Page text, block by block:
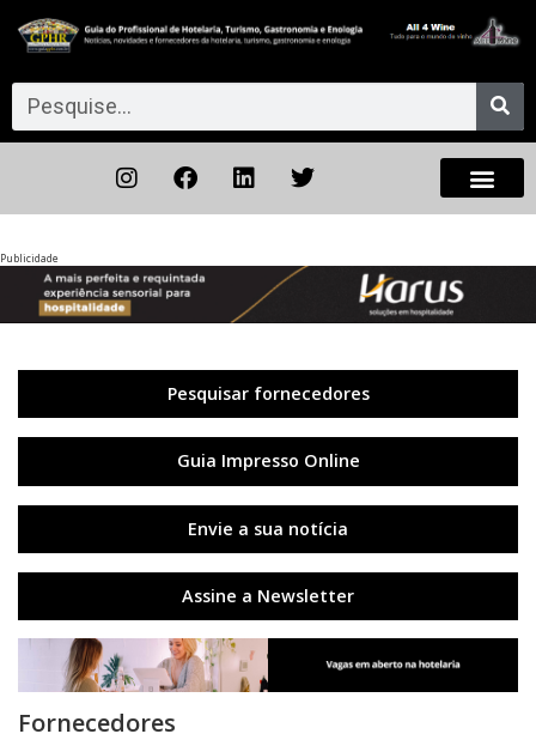
Publicidade
Pesquisar fornecedores
Guia Impresso Online
Envie a sua notícia
Assine a Newsletter
Fornecedores